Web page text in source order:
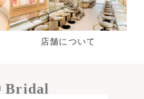
店舗について
Bridal